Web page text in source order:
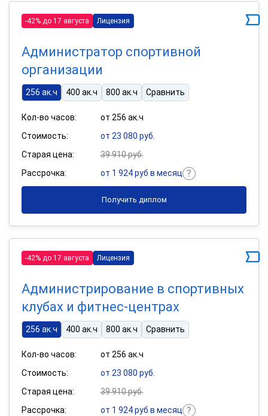
-42% до 17 августа Лицензия
Администратор спортивной
организации
256 ак.ч 400 ак.ч 800 ак.ч Сравнить
Кол-во часов:
от 256 ак.ч
Стоимость:
от 23 080 руб.
Старая цена:
39 910 руб.
Рассрочка:
от 1 924 руб в месяц
Получить диплом
-42% до 17 августа Лицензия
Администрирование в спортивных
клубах и фитнес-центрах
256 ак.ч 400 ак.ч 800 ак.ч Сравнить
Кол-во часов:
от 256 ак.ч
Стоимость:
от 23 080 руб.
Старая цена:
39 910 руб.
Рассрочка:
от 1 924 руб в месяц